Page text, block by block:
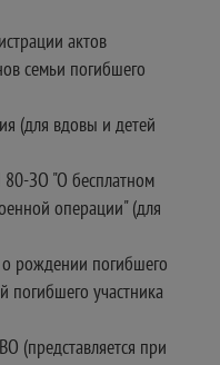
актов
семьи погибшего
(для вдовы и детей
80-ЗО "О бесплатном
операции" (для
о рождении погибшего
погибшего участника
(представляется при